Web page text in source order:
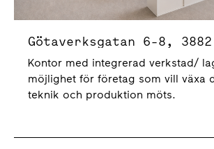
Kontor med integrerad verkstad/
möjlighet för företag som vill växa
teknik och produktion möts.